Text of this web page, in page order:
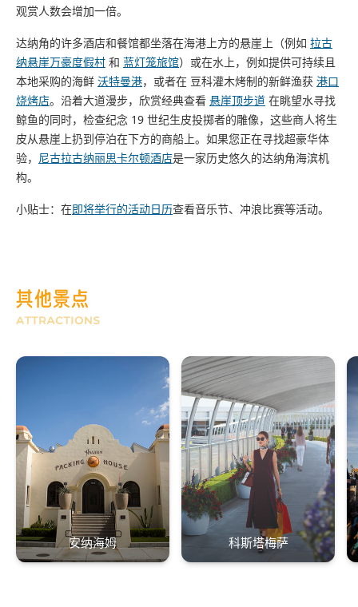
观赏人数会增加一倍。
达纳角的许多酒店和餐馆都坐落在海港上方的悬崖上（例如 拉古
纳悬崖万豪度假村 和 蓝灯笼旅馆）或在水上，例如提供可持续且
本地采购的海鲜 沃特曼港，或者在 豆科灌木烤制的新鲜渔获 港口
烧烤店。沿着大道漫步，欣赏经典查看 悬崖顶步道 在眺望水寻找
鲸鱼的同时，检查纪念 19 世纪生皮投掷者的雕像，这些商人将生
皮从悬崖上扔到停泊在下方的商船上。如果您正在寻找超豪华体
验， 尼古拉古纳丽思卡尔顿酒店是一家历史悠久的达纳角海滨机
构。
小贴士：在即将举行的活动日历查看音乐节、冲浪比赛等活动。
安纳海姆 科斯塔梅萨